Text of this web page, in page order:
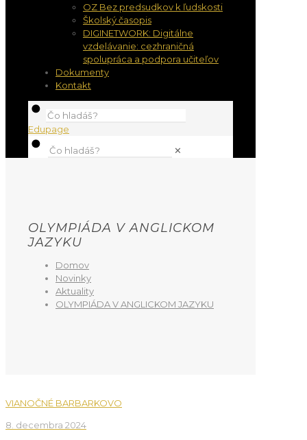
OZ Bez predsudkov k ľudskosti
Školský časopis
DIGINETWORK: Digitálne
vzdelávanie: cezhraničná
spolupráca a podpora učiteľov
Dokumenty
Kontakt
Edupage
✕
OLYMPIÁDA V ANGLICKOM
JAZYKU
Domov
Novinky
Aktuality
OLYMPIÁDA V ANGLICKOM JAZYKU
VIANOČNÉ BARBARKOVO
8. decembra 2024